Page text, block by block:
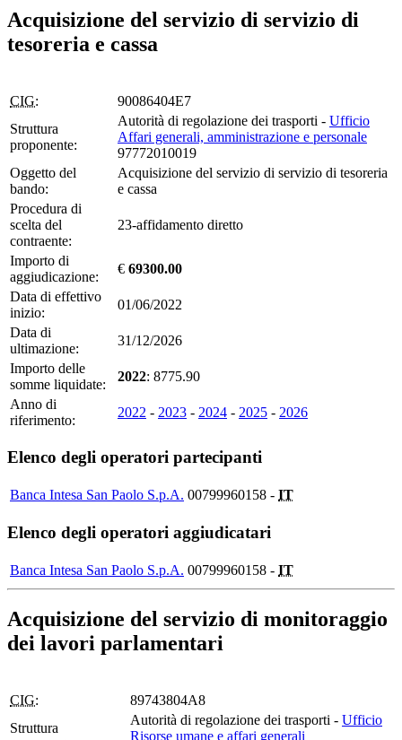
Acquisizione del servizio di servizio di
tesoreria e cassa
CIG:
90086404E7
Struttura
proponente:
Autorità di regolazione dei trasporti - Ufficio
Affari generali, amministrazione e personale
97772010019
Oggetto del
bando:
Acquisizione del servizio di servizio di tesoreria
e cassa
Procedura di
scelta del
contraente:
23-affidamento diretto
Importo di
aggiudicazione:
€ 69300.00
Data di effettivo
inizio:
01/06/2022
Data di
ultimazione:
31/12/2026
Importo delle
somme liquidate:
2022: 8775.90
Anno di
riferimento:
2022 - 2023 - 2024 - 2025 - 2026
Elenco degli operatori partecipanti
Banca Intesa San Paolo S.p.A. 00799960158 - IT
Elenco degli operatori aggiudicatari
Banca Intesa San Paolo S.p.A. 00799960158 - IT
Acquisizione del servizio di monitoraggio
dei lavori parlamentari
CIG:
89743804A8
Struttura
Autorità di regolazione dei trasporti - Ufficio
Risorse umane e affari generali